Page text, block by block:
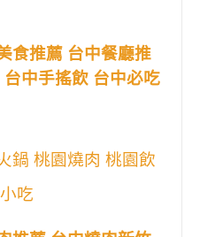
食推薦 台中餐廳推
中手搖飲 台中必吃
鍋 桃園燒肉 桃園飲
吃